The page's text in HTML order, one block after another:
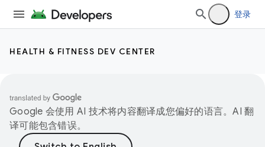
登录
HEALTH & FITNESS DEV CENTER
Google 会使用 AI 技术将内容翻译成您偏好的语言。AI 翻
译可能包含错误。